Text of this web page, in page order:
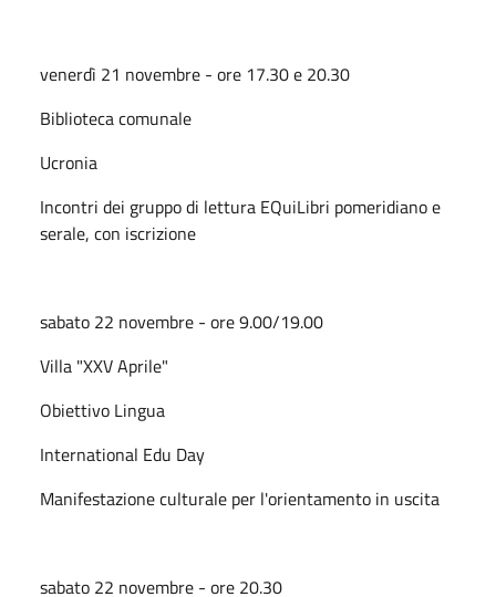
venerdì 21 novembre - ore 17.30 e 20.30
Biblioteca comunale
Ucronia
Incontri dei gruppo di lettura EQuiLibri pomeridiano e
serale, con iscrizione
sabato 22 novembre - ore 9.00/19.00
Villa "XXV Aprile"
Obiettivo Lingua
International Edu Day
Manifestazione culturale per l'orientamento in uscita
sabato 22 novembre - ore 20.30